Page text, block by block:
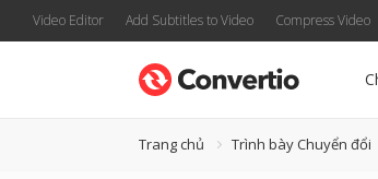
Video Editor Add Subtitles to Video Compress Video
Trang chủ Trình bày Chuyển đổi